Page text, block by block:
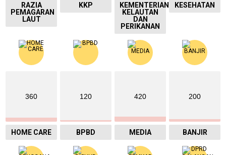
RAZIA
PEMAGARAN
LAUT
KKP
KEMENTERIAN
KELAUTAN
DAN
PERIKANAN
KESEHATAN
360
HOME CARE
120
BPBD
420
MEDIA
200
BANJIR